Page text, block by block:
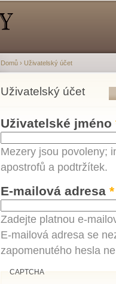
Jste zde
Domů › Uživatelský účet
Uživatelský účet
Hlavní záložky
Uživatelské jméno
Mezery jsou povoleny;
apostrofů a podtržítek.
E-mailová adresa *
Zadejte platnou e-
E-mailová adresa se
zapomenutého hesla
CAPTCHA